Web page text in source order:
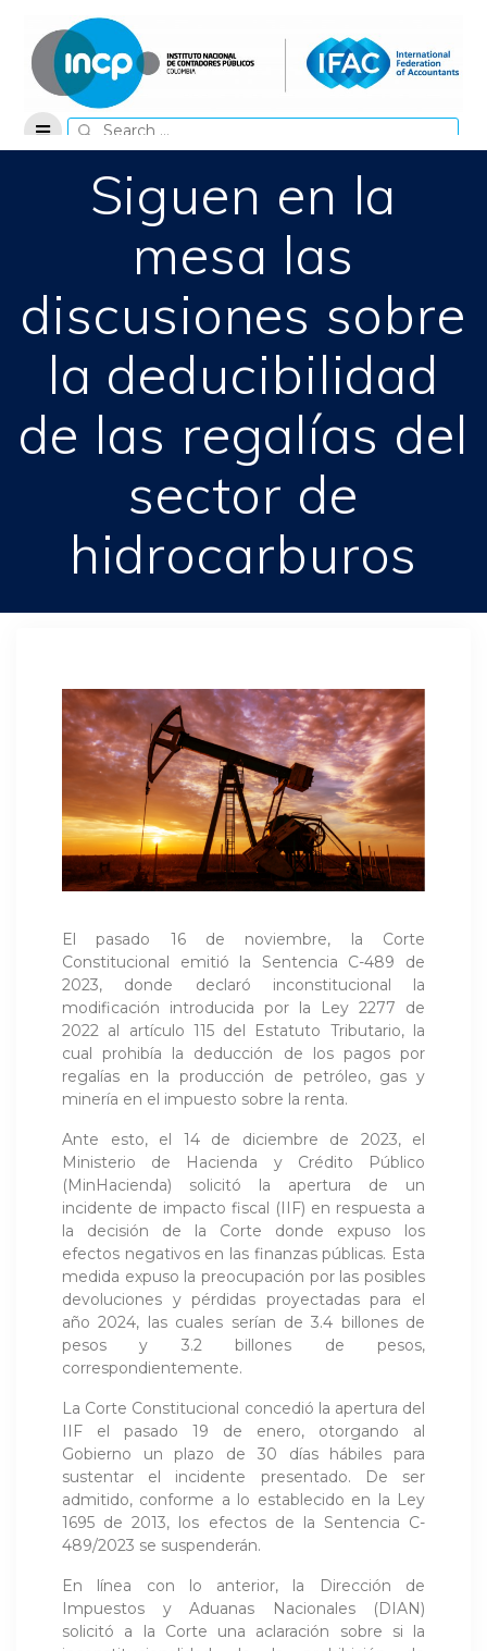
content
Search
for:
Siguen en la
mesa las
discusiones sobre
la deducibilidad
de las regalías del
sector de
hidrocarburos
El pasado 16 de noviembre, la Corte
Constitucional emitió la Sentencia C-489 de
2023, donde declaró inconstitucional la
modificación introducida por la Ley 2277 de
2022 al artículo 115 del Estatuto Tributario, la
cual prohibía la deducción de los pagos por
regalías en la producción de petróleo, gas y
minería en el impuesto sobre la renta.
Ante esto, el 14 de diciembre de 2023, el
Ministerio de Hacienda y Crédito Público
(MinHacienda) solicitó la apertura de un
incidente de impacto fiscal (IIF) en respuesta a
la decisión de la Corte donde expuso los
efectos negativos en las finanzas públicas. Esta
medida expuso la preocupación por las posibles
devoluciones y pérdidas proyectadas para el
año 2024, las cuales serían de 3.4 billones de
pesos y 3.2 billones de pesos,
correspondientemente.
La Corte Constitucional concedió la apertura del
IIF el pasado 19 de enero, otorgando al
Gobierno un plazo de 30 días hábiles para
sustentar el incidente presentado. De ser
admitido, conforme a lo establecido en la Ley
1695 de 2013, los efectos de la Sentencia C-
489/2023 se suspenderán.
En línea con lo anterior, la Dirección de
Impuestos y Aduanas Nacionales (DIAN)
solicitó a la Corte una aclaración sobre si la